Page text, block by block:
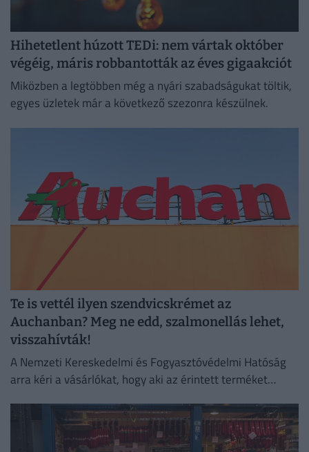
Hihetetlent húzott TEDi: nem vártak október
végéig, máris robbantották az éves gigaakciót
Miközben a legtöbben még a nyári szabadságukat töltik,
egyes üzletek már a következő szezonra készülnek.
Te is vettél ilyen szendvicskrémet az
Auchanban? Meg ne edd, szalmonellás lehet,
visszahívták!
A Nemzeti Kereskedelmi és Fogyasztóvédelmi Hatóság
arra kéri a vásárlókat, hogy aki az érintett terméket